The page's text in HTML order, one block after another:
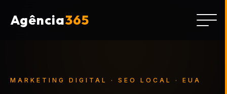
Agência365
MARKETING DIGITAL · SEO LOCAL · EUA